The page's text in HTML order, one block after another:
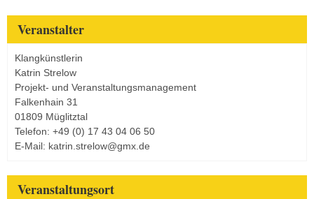
Veranstalter
Klangkünstlerin
Katrin Strelow
Projekt- und Veranstaltungsmanagement
Falkenhain 31
01809 Müglitztal
Telefon: +49 (0) 17 43 04 06 50
E-Mail: katrin.strelow@gmx.de
Veranstaltungsort